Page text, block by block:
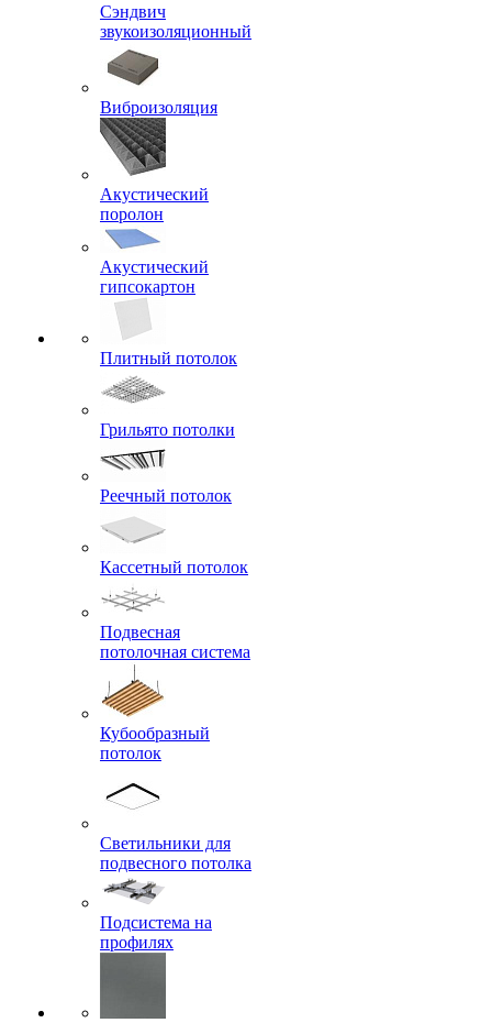
Сэндвич
звукоизоляционный
Виброизоляция
Акустический
поролон
Акустический
гипсокартон
Плитный потолок
Грильято потолки
Реечный потолок
Кассетный потолок
Подвесная
потолочная система
Кубообразный
потолок
Светильники для
подвесного потолка
Подсистема на
профилях